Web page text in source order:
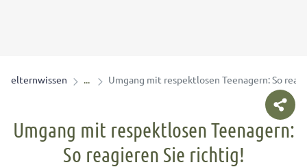
elternwissen Umgang mit respektlosen Teenagern: So
Umgang mit respektlosen Teenagern:
So reagieren Sie richtig!